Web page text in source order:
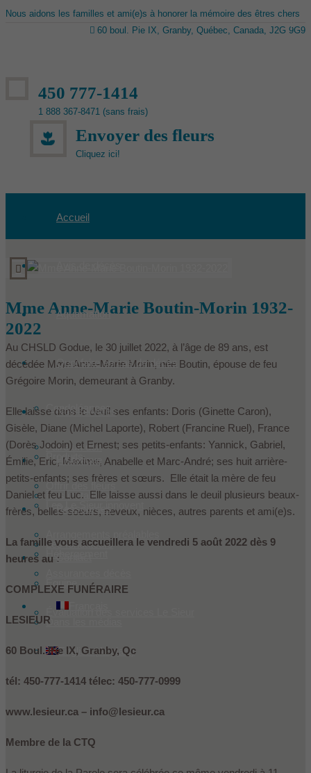
Nous aidons les familles et ami(e)s à honorer la mémoire des êtres chers
60 boul. Pie IX, Granby, Québec, Canada, J2G 9G9
450 777-1414
1 888 367-8471 (sans frais)
Envoyer des fleurs
Cliquez ici!
Accueil
Aquamation
Quoi faire en cas de décès
Condoléances
Faire un don
Offrir des fleurs
Nos services
Produits
Nos installations
Évaluation des services Le Sieur
Historique
Les Le Sieur innovent
Les fondateurs
Équipe
Dans les médias
Ressources
Contact
English(Anglais)
Mme Anne-Marie Boutin-Morin 1932-
2022
Au CHSLD Godue, le 30 juillet 2022, à l’âge de 89 ans, est
décédée Mme Anne-Marie Morin, née Boutin, épouse de feu
Grégoire Morin, demeurant à Granby.
Elle laisse dans le deuil ses enfants: Doris (Ginette Caron),
Gisèle, Diane (Michel Laporte), Robert (Francine Ruel), France
(Dorès Jodoin) et Ernest; ses petits-enfants: Yannick, Gabriel,
Émilie, Eric, Maxime, Anabelle et Marc-André; ses huit arrière-
petits-enfants; ses frères et sœurs. Elle était la mère de feu
Daniel et feu Luc. Elle laisse aussi dans le deuil plusieurs beaux-
frères, belles-soeurs, neveux, nièces, autres parents et ami(e)s.
La famille vous accueillera le vendredi 5 août 2022 dès 9
heures au :
COMPLEXE FUNÉRAIRE
LESIEUR
60 Boul. Pie IX, Granby, Qc
tél: 450-777-1414 télec: 450-777-0999
www.lesieur.ca – info@lesieur.ca
Membre de la CTQ